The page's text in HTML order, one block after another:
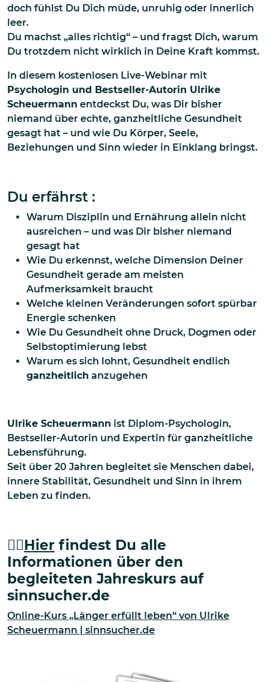
doch fühlst Du Dich müde, unruhig oder innerlich
leer.
Du machst „alles richtig“ – und fragst Dich, warum
Du trotzdem nicht wirklich in Deine Kraft kommst.
In diesem kostenlosen Live-Webinar mit
Psychologin und Bestseller-Autorin Ulrike
Scheuermann entdeckst Du, was Dir bisher
niemand über echte, ganzheitliche Gesundheit
gesagt hat – und wie Du Körper, Seele,
Beziehungen und Sinn wieder in Einklang bringst.
Du erfährst :
Warum Disziplin und Ernährung allein nicht
ausreichen – und was Dir bisher niemand
gesagt hat
Wie Du erkennst, welche Dimension Deiner
Gesundheit gerade am meisten
Aufmerksamkeit braucht
Welche kleinen Veränderungen sofort spürbar
Energie schenken
Wie Du Gesundheit ohne Druck, Dogmen oder
Selbstoptimierung lebst
Warum es sich lohnt, Gesundheit endlich
ganzheitlich anzugehen
Ulrike Scheuermann ist Diplom-Psychologin,
Bestseller-Autorin und Expertin für ganzheitliche
Lebensführung.
Seit über 20 Jahren begleitet sie Menschen dabei,
innere Stabilität, Gesundheit und Sinn in ihrem
Leben zu finden.
👉🏻Hier findest Du alle
Informationen über den
begleiteten Jahreskurs auf
sinnsucher.de
Online-Kurs „Länger erfüllt leben“ von Ulrike
Scheuermann | sinnsucher.de